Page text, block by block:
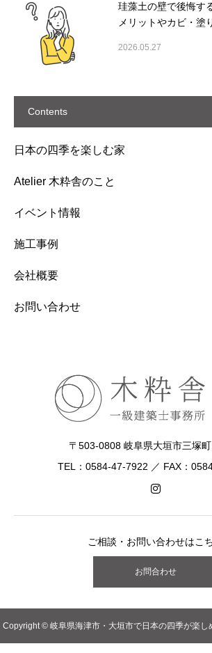
珪藻土の壁で後悔す
メリットやカビ・塗
2026.05.27
Contents
日本の四季を楽しむ家
Atelier 木粋舎のこと
イベント情報
施工事例
会社概要
お問い合わせ
〒503-0808 岐阜県大垣市三塚
TEL：0584-47-7922 ／ FAX：
ご相談・お問い合わせはこ
お問合わせ
Copyright © 岐阜県海津市・大垣市で日本の四季が楽し